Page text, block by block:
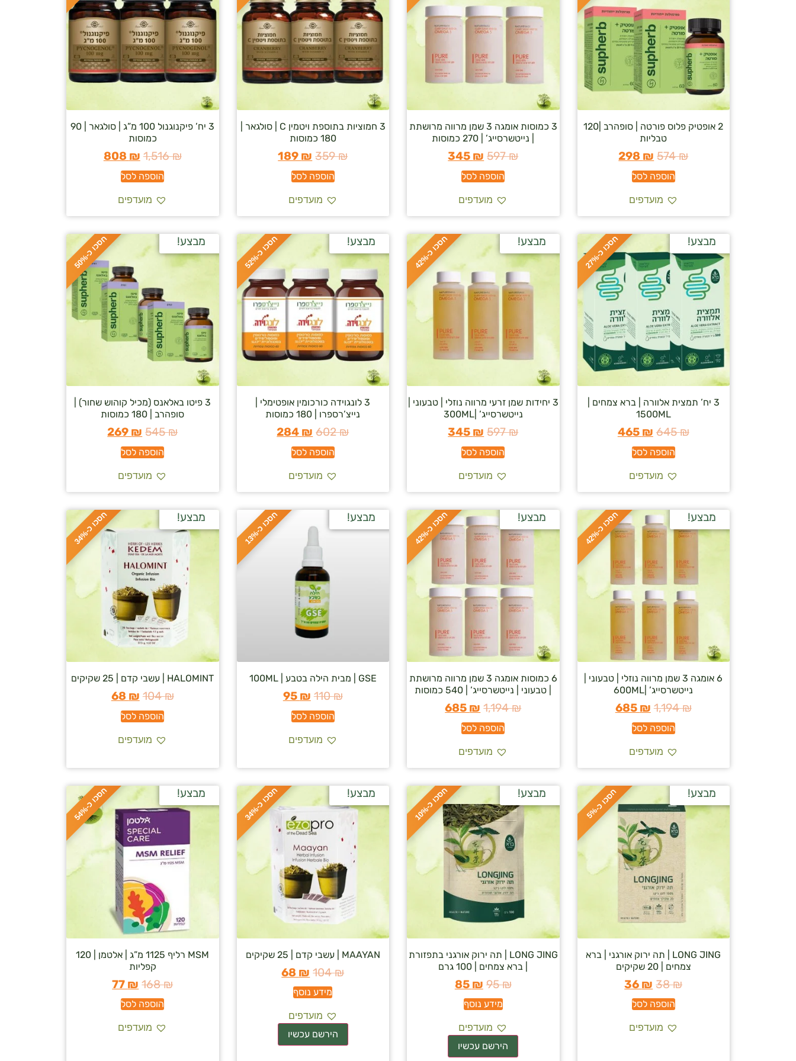
2 אופטיק פלוס פורטה | סופהרב |120
טבליות
574₪
298 ₪
הוספה לסל
מועדפים
3 כמוסות אומגה 3 שמן מרווה מרושתת
| נייטשרסייג’ | 270 כמוסות
597₪
345 ₪
הוספה לסל
מועדפים
3 חמוציות בתוספת ויטמין C | סולגאר |
180 כמוסות
359₪
189 ₪
הוספה לסל
מועדפים
3 יח’ פיקנוגנול 100 מ”ג | סולגאר | 90
כמוסות
1,516₪
808 ₪
הוספה לסל
מועדפים
ח
ס
כ
ו
כ
-
2
7
% מבצע!
3 יח’ תמצית אלוורה | ברא צמחים |
1500ML
645₪
465 ₪
הוספה לסל
מועדפים
ח
ס
כ
ו
כ
-
4
2
% מבצע!
3 יחידות שמן זרעי מרווה נוזלי | טבעוני |
נייטשרסייג’ |300ML
597₪
345 ₪
הוספה לסל
מועדפים
ח
ס
כ
ו
כ
-
5
2
% מבצע!
3 לונגוידה כורכומין אופטימלי |
נייצ’רספרו | 180 כמוסות
602₪
284 ₪
הוספה לסל
מועדפים
ח
ס
כ
ו
כ
-
5
0
% מבצע!
3 פיטו באלאנס (מכיל קוהוש שחור) |
סופהרב | 180 כמוסות
545₪
269 ₪
הוספה לסל
מועדפים
ח
ס
כ
ו
כ
-
4
2
% מבצע!
6 אומגה 3 שמן מרווה נוזלי | טבעוני |
נייטשרסייג’ |600ML
1,194₪
685 ₪
הוספה לסל
מועדפים
ח
ס
כ
ו
כ
-
4
2
% מבצע!
6 כמוסות אומגה 3 שמן מרווה מרושתת
| טבעוני | נייטשרסייג’ | 540 כמוסות
1,194₪
685 ₪
הוספה לסל
מועדפים
ח
ס
כ
ו
כ
-
1
3
% מבצע!
GSE | מבית הילה בטבע | 100ML
110₪
95 ₪
הוספה לסל
מועדפים
ח
ס
כ
ו
כ
-
3
4
% מבצע!
HALOMINT | עשבי קדם | 25 שקיקים
104₪
68 ₪
הוספה לסל
מועדפים
ח
ס
כ
ו
כ
-
5
% מבצע!
LONG JING | תה ירוק אורגני | ברא
צמחים | 20 שקיקים
38₪
36 ₪
הוספה לסל
מועדפים
ח
ס
כ
ו
כ
-
1
0
% מבצע!
LONG JING | תה ירוק אורגני בתפזורת
| ברא צמחים | 100 גרם
95₪
85 ₪
מידע נוסף
מועדפים
ח
ס
כ
ו
כ
-
3
4
% מבצע!
MAAYAN | עשבי קדם | 25 שקיקים
104₪
68 ₪
מידע נוסף
מועדפים
ח
ס
כ
ו
כ
-
5
4
% מבצע!
MSM רליף 1125 מ”ג | אלטמן | 120
קפליות
168₪
77 ₪
הוספה לסל
מועדפים